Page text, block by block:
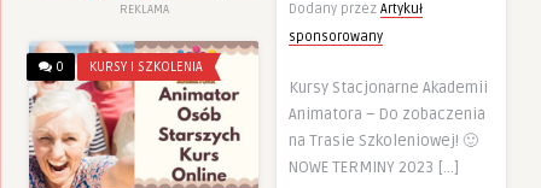
Dodany przez Artykuł
sponsorowany
Kursy Stacjonarne Akademii
Animatora – Do zobaczenia
na Trasie Szkoleniowej! 🙂
NOWE TERMINY 2023 […]
REKLAMA
0 KURSY I SZKOLENIA